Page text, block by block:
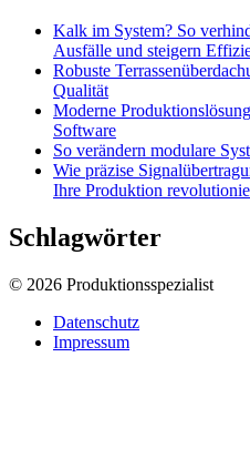
Kalk im System? So
Ausfälle und steigern
Robuste
Qualität
Moderne
Software
So verändern modulare
Wie präzise
Ihre Produktion
Schlagwörter
© 2026 Produktionsspezialist
Datenschutz
Impressum